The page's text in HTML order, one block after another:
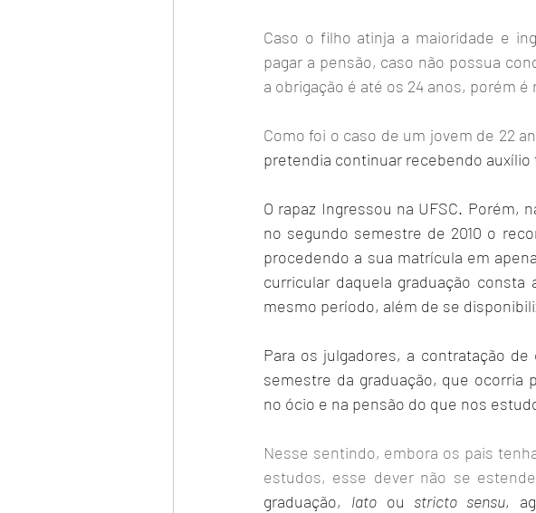
Caso o filho atinja a maioridade e
pagar a pensão, caso não possua
a obrigação é até os 24 anos, porém
Como foi o caso de um jovem de 22
pretendia continuar recebendo
O rapaz Ingressou na UFSC. Porém,
no segundo semestre de 2010 o
procedendo a sua matrícula em
curricular daquela graduação
mesmo período, além de se
Para os julgadores, a contratação
semestre da graduação, que ocorria
no ócio e na pensão do que nos
Nesse sentindo, embora os pais
estudos, esse dever não se
graduação, lato ou stricto sensu,